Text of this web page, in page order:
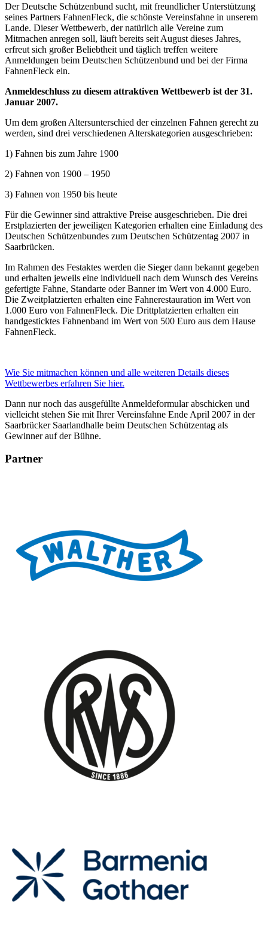
Der Deutsche Schützenbund sucht, mit freundlicher Unterstützung
seines Partners FahnenFleck, die schönste Vereinsfahne in unserem
Lande. Dieser Wettbewerb, der natürlich alle Vereine zum
Mitmachen anregen soll, läuft bereits seit August dieses Jahres,
erfreut sich großer Beliebtheit und täglich treffen weitere
Anmeldungen beim Deutschen Schützenbund und bei der Firma
FahnenFleck ein.
Anmeldeschluss zu diesem attraktiven Wettbewerb ist der 31.
Januar 2007.
Um dem großen Altersunterschied der einzelnen Fahnen gerecht zu
werden, sind drei verschiedenen Alterskategorien ausgeschrieben:
1) Fahnen bis zum Jahre 1900
2) Fahnen von 1900 – 1950
3) Fahnen von 1950 bis heute
Für die Gewinner sind attraktive Preise ausgeschrieben. Die drei
Erstplazierten der jeweiligen Kategorien erhalten eine Einladung des
Deutschen Schützenbundes zum Deutschen Schützentag 2007 in
Saarbrücken.
Im Rahmen des Festaktes werden die Sieger dann bekannt gegeben
und erhalten jeweils eine individuell nach dem Wunsch des Vereins
gefertigte Fahne, Standarte oder Banner im Wert von 4.000 Euro.
Die Zweitplatzierten erhalten eine Fahnerestauration im Wert von
1.000 Euro von FahnenFleck. Die Drittplatzierten erhalten ein
handgesticktes Fahnenband im Wert von 500 Euro aus dem Hause
FahnenFleck.
Wie Sie mitmachen können und alle weiteren Details dieses
Wettbewerbes erfahren Sie hier.
Dann nur noch das ausgefüllte Anmeldeformular abschicken und
vielleicht stehen Sie mit Ihrer Vereinsfahne Ende April 2007 in der
Saarbrücker Saarlandhalle beim Deutschen Schützentag als
Gewinner auf der Bühne.
Partner